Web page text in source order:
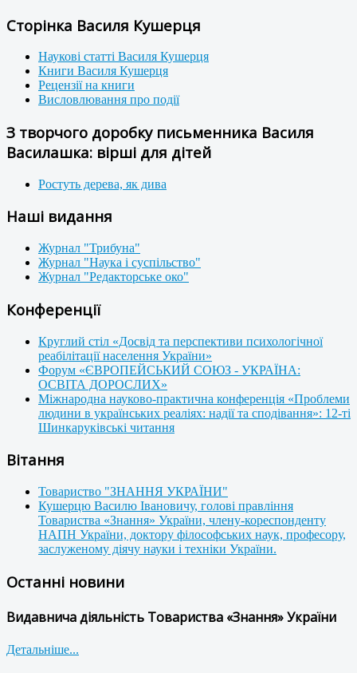
Сторінка Василя Кушерця
Наукові статті Василя Кушерця
Книги Василя Кушерця
Рецензії на книги
Висловлювання про події
З творчого доробку письменника Василя
Василашка: вірші для дітей
Ростуть дерева, як дива
Наші видання
Журнал "Трибуна"
Журнал "Наука і суспільство"
Журнал "Редакторське око"
Конференції
Круглий стіл «Досвід та перспективи психологічної
реабілітації населення України»
Форум «ЄВРОПЕЙСЬКИЙ СОЮЗ - УКРАЇНА:
ОСВІТА ДОРОСЛИХ»
Міжнародна науково-практична конференція «Проблеми
людини в українських реаліях: надії та сподівання»: 12-ті
Шинкаруківські читання
Вітання
Товариство "ЗНАННЯ УКРАЇНИ"
Кушерцю Василю Івановичу, голові правління
Товариства «Знання» України, члену-кореспонденту
НАПН України, доктору філософських наук, професору,
заслуженому діячу науки і техніки України.
Останні новини
Видавнича діяльність Товариства «Знання» України
Детальніше...